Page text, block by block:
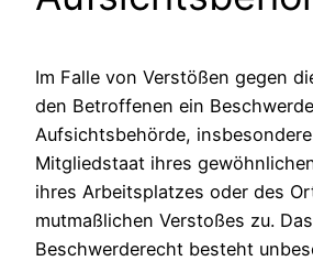
Im Falle von Verstößen gegen
den Betroffenen ein
Aufsichtsbehörde,
Mitgliedstaat ihres
ihres Arbeitsplatzes oder des
mutmaßlichen Verstoßes zu. Das
Beschwerderecht besteht